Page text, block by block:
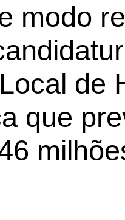
modo
de
que